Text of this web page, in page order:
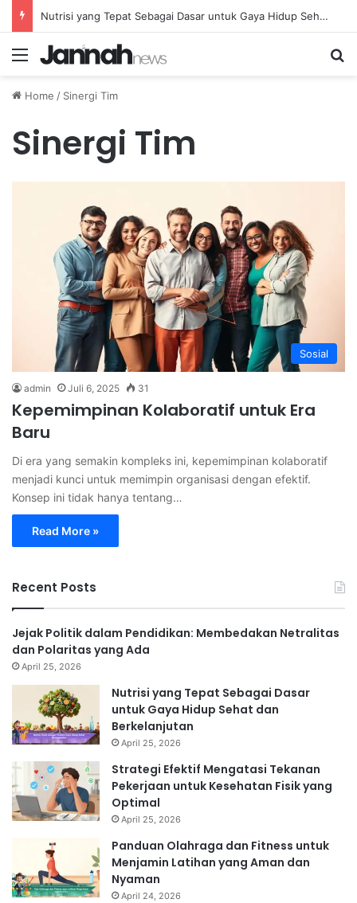
Nutrisi yang Tepat Sebagai Dasar untuk Gaya Hidup Sehat dan Berkelanjutan
Menu
Home / Sinergi Tim
Sinergi Tim
Sosial
admin Juli 6, 2025 31
Kepemimpinan Kolaboratif untuk Era
Baru
Di era yang semakin kompleks ini, kepemimpinan kolaboratif
menjadi kunci untuk memimpin organisasi dengan efektif.
Konsep ini tidak hanya tentang…
Read More »
Recent Posts
Jejak Politik dalam Pendidikan: Membedakan Netralitas
dan Polaritas yang Ada
April 25, 2026
Nutrisi yang Tepat Sebagai Dasar
untuk Gaya Hidup Sehat dan
Berkelanjutan
April 25, 2026
Strategi Efektif Mengatasi Tekanan
Pekerjaan untuk Kesehatan Fisik yang
Optimal
April 25, 2026
Panduan Olahraga dan Fitness untuk
Menjamin Latihan yang Aman dan
Nyaman
April 24, 2026